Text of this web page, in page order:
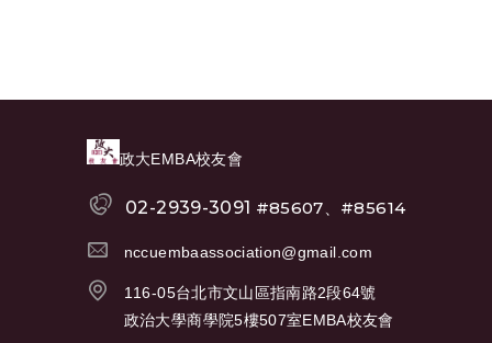
政大EMBA校友會
02-2939-3091 #85607、#85614
nccuembaassociation@gmail.com
116-05台北市文山區指南路2段64號
政治大學商學院5樓507室EMBA校友會